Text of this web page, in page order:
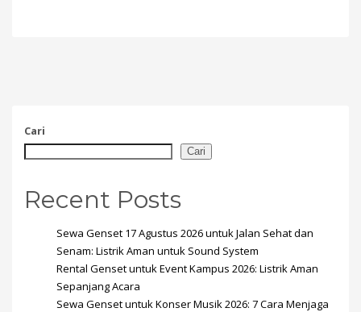
Cari
Cari
Recent Posts
Sewa Genset 17 Agustus 2026 untuk Jalan Sehat dan
Senam: Listrik Aman untuk Sound System
Rental Genset untuk Event Kampus 2026: Listrik Aman
Sepanjang Acara
Sewa Genset untuk Konser Musik 2026: 7 Cara Menjaga